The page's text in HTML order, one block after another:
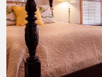
Sedona